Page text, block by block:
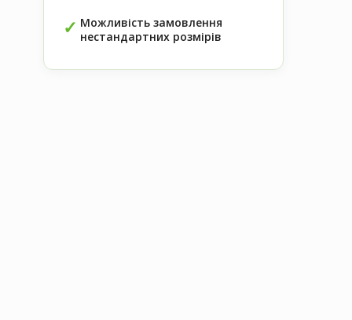
Можливість замовлення
нестандартних розмірів